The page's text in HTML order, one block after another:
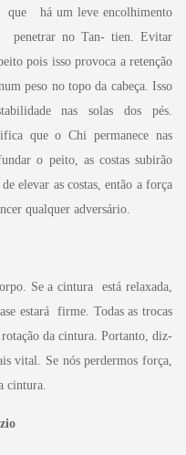
que há um leve encolhimento
penetrar no Tan- tien. Evitar
pois isso provoca a retenção
peso no topo da cabeça. Isso
nas solas dos pés.
que o Chi permanece nas
o peito, as costas subirão
elevar as costas, então a força
qualquer adversário.
Se a cintura está relaxada,
estará firme. Todas as trocas
da cintura. Portanto, diz-
vital. Se nós perdermos força,
cintura.